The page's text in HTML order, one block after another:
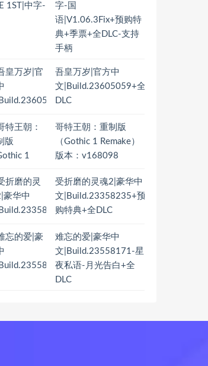
字-国
语|V1.06.3Fix+预购特
典+季票+全DLC-支持
手柄
吾皇万岁|官方中
文|Build.23605059+全
DLC
哥特王朝：重制版
（Gothic 1 Remake）
版本：v168098
受折磨的灵魂2|豪华中
文|Build.23358235+预
购特典+全DLC
难忘的爱|豪华中
文|Build.23558171-星
夜私语-月光告白+全
DLC